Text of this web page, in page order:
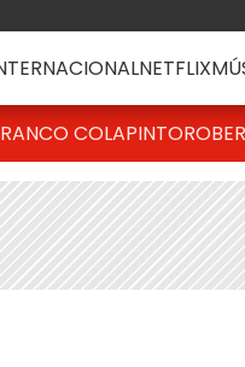
NETFLIX
COLAPINTO